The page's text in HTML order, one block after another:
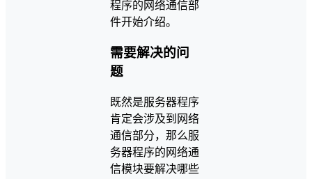
程序的网络通信部
件开始介绍。
需要解决的问
题
既然是服务器程序
肯定会涉及到网络
通信部分，那么服
务器程序的网络通
信模块要解决哪些